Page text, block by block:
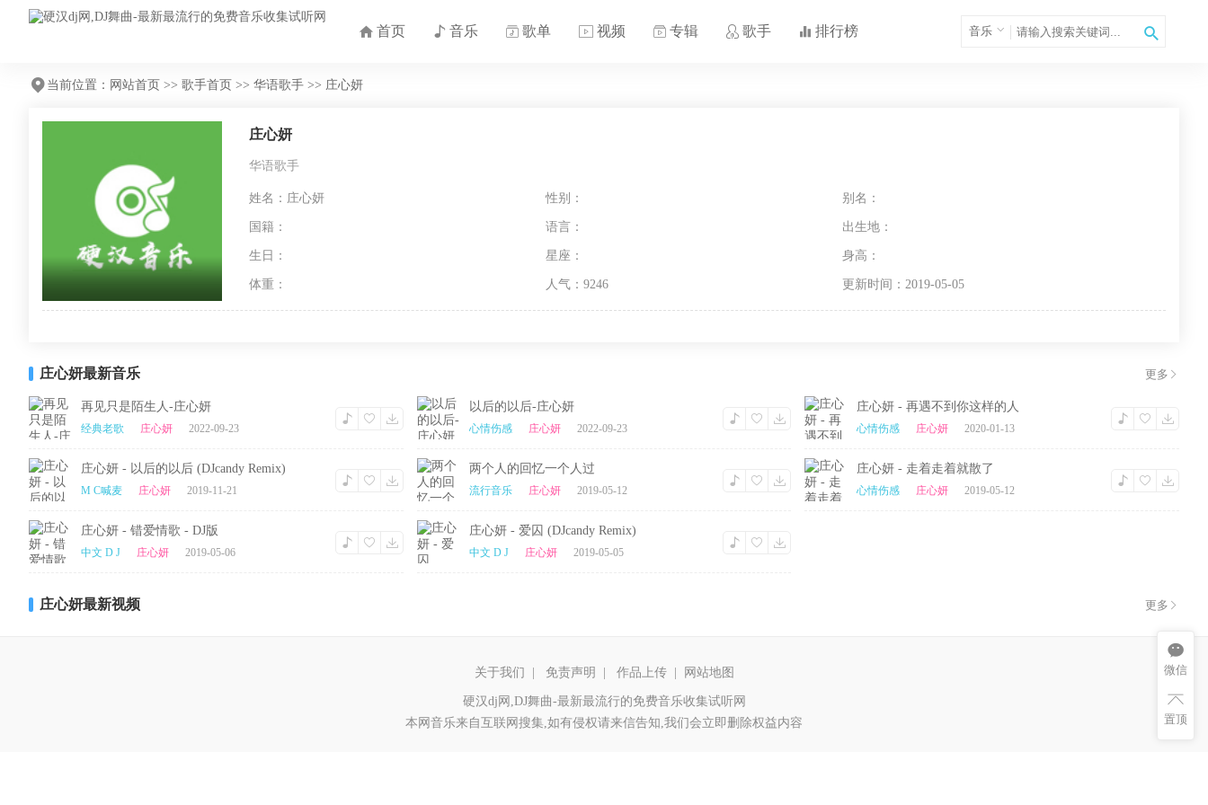
首页 音乐 歌单 视频 专辑 歌手 排行榜 音乐
当前位置： 网站首页 >> 歌手首页 >> 华语歌手 >> 庄心妍
庄心妍
华语歌手
姓名：庄心妍 性别： 别名：
国籍： 语言： 出生地：
生日： 星座： 身高：
体重： 人气：9246 更新时间：2019-05-05
庄心妍最新音乐 更多
再见只是陌生人-庄心妍
经典老歌 庄心妍 2022-09-23
以后的以后-庄心妍
心情伤感 庄心妍 2022-09-23
庄心妍 - 再遇不到你这样的人
心情伤感 庄心妍 2020-01-13
庄心妍 - 以后的以后 (DJcandy Remix)
M C喊麦 庄心妍 2019-11-21
两个人的回忆一个人过
流行音乐 庄心妍 2019-05-12
庄心妍 - 走着走着就散了
心情伤感 庄心妍 2019-05-12
庄心妍 - 错爱情歌 - DJ版
中文 D J 庄心妍 2019-05-06
庄心妍 - 爱囚 (DJcandy Remix)
中文 D J 庄心妍 2019-05-05
庄心妍最新视频 更多
关于我们 免责声明 作品上传 网站地图
硬汉dj网,DJ舞曲-最新最流行的免费音乐收集试听网
本网音乐来自互联网搜集,如有侵权请来信告知,我们会立即删除权益内容
微信
置顶